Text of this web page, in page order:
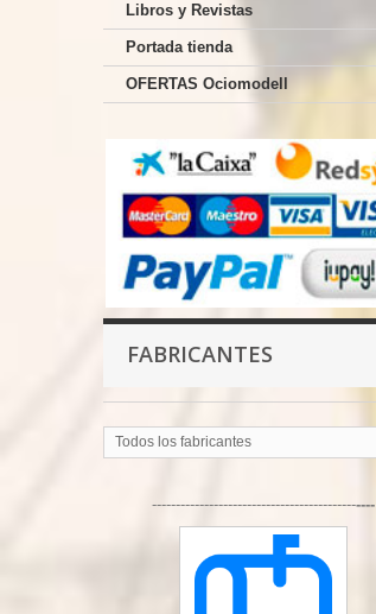
Libros y Revistas
Portada tienda
OFERTAS Ociomodell
FABRICANTES
Todos los fabricantes
-----------------------------------------------